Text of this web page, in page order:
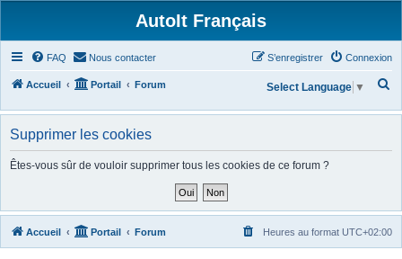
AutoIt Français
FAQ Nous contacter Connexion
S’enregistrer
Accueil Portail Forum
h
c
h
Select Language ▼
Supprimer les cookies
Êtes-vous sûr de vouloir supprimer tous les cookies de ce forum ?
Accueil Portail Forum Heures au format UTC+02:00